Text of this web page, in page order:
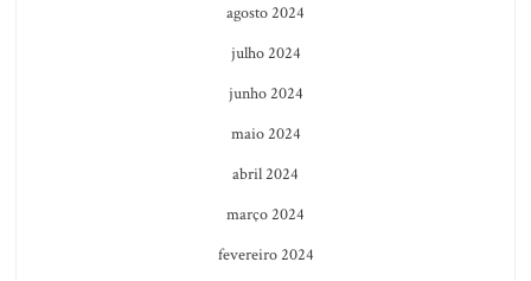
agosto 2024
julho 2024
junho 2024
maio 2024
abril 2024
março 2024
fevereiro 2024